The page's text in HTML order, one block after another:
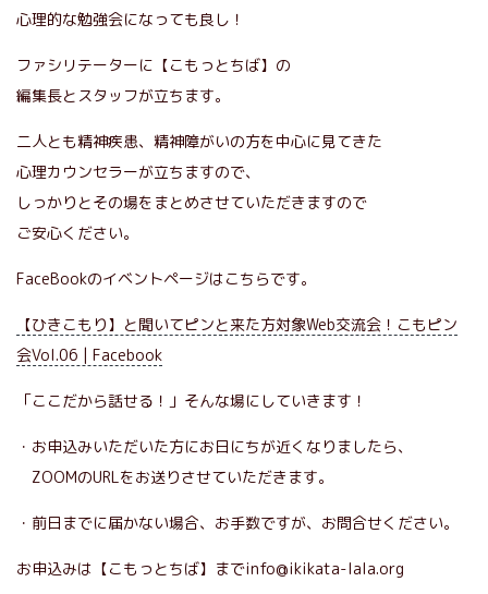
心理的な勉強会になっても良し！
ファシリテーターに【こもっとちば】の
編集長とスタッフが立ちます。
二人とも精神疾患、精神障がいの方を中心に見てきた
心理カウンセラーが立ちますので、
しっかりとその場をまとめさせていただきますので
ご安心ください。
FaceBookのイベントページはこちらです。
【ひきこもり】と聞いてピンと来た方対象Web交流会！こもピン
会Vol.06 | Facebook
「ここだから話せる！」そんな場にしていきます！
・お申込みいただいた方にお日にちが近くなりましたら、
ZOOMのURLをお送りさせていただきます。
・前日までに届かない場合、お手数ですが、お問合せください。
お申込みは【こもっとちば】までinfo@ikikata-lala.org